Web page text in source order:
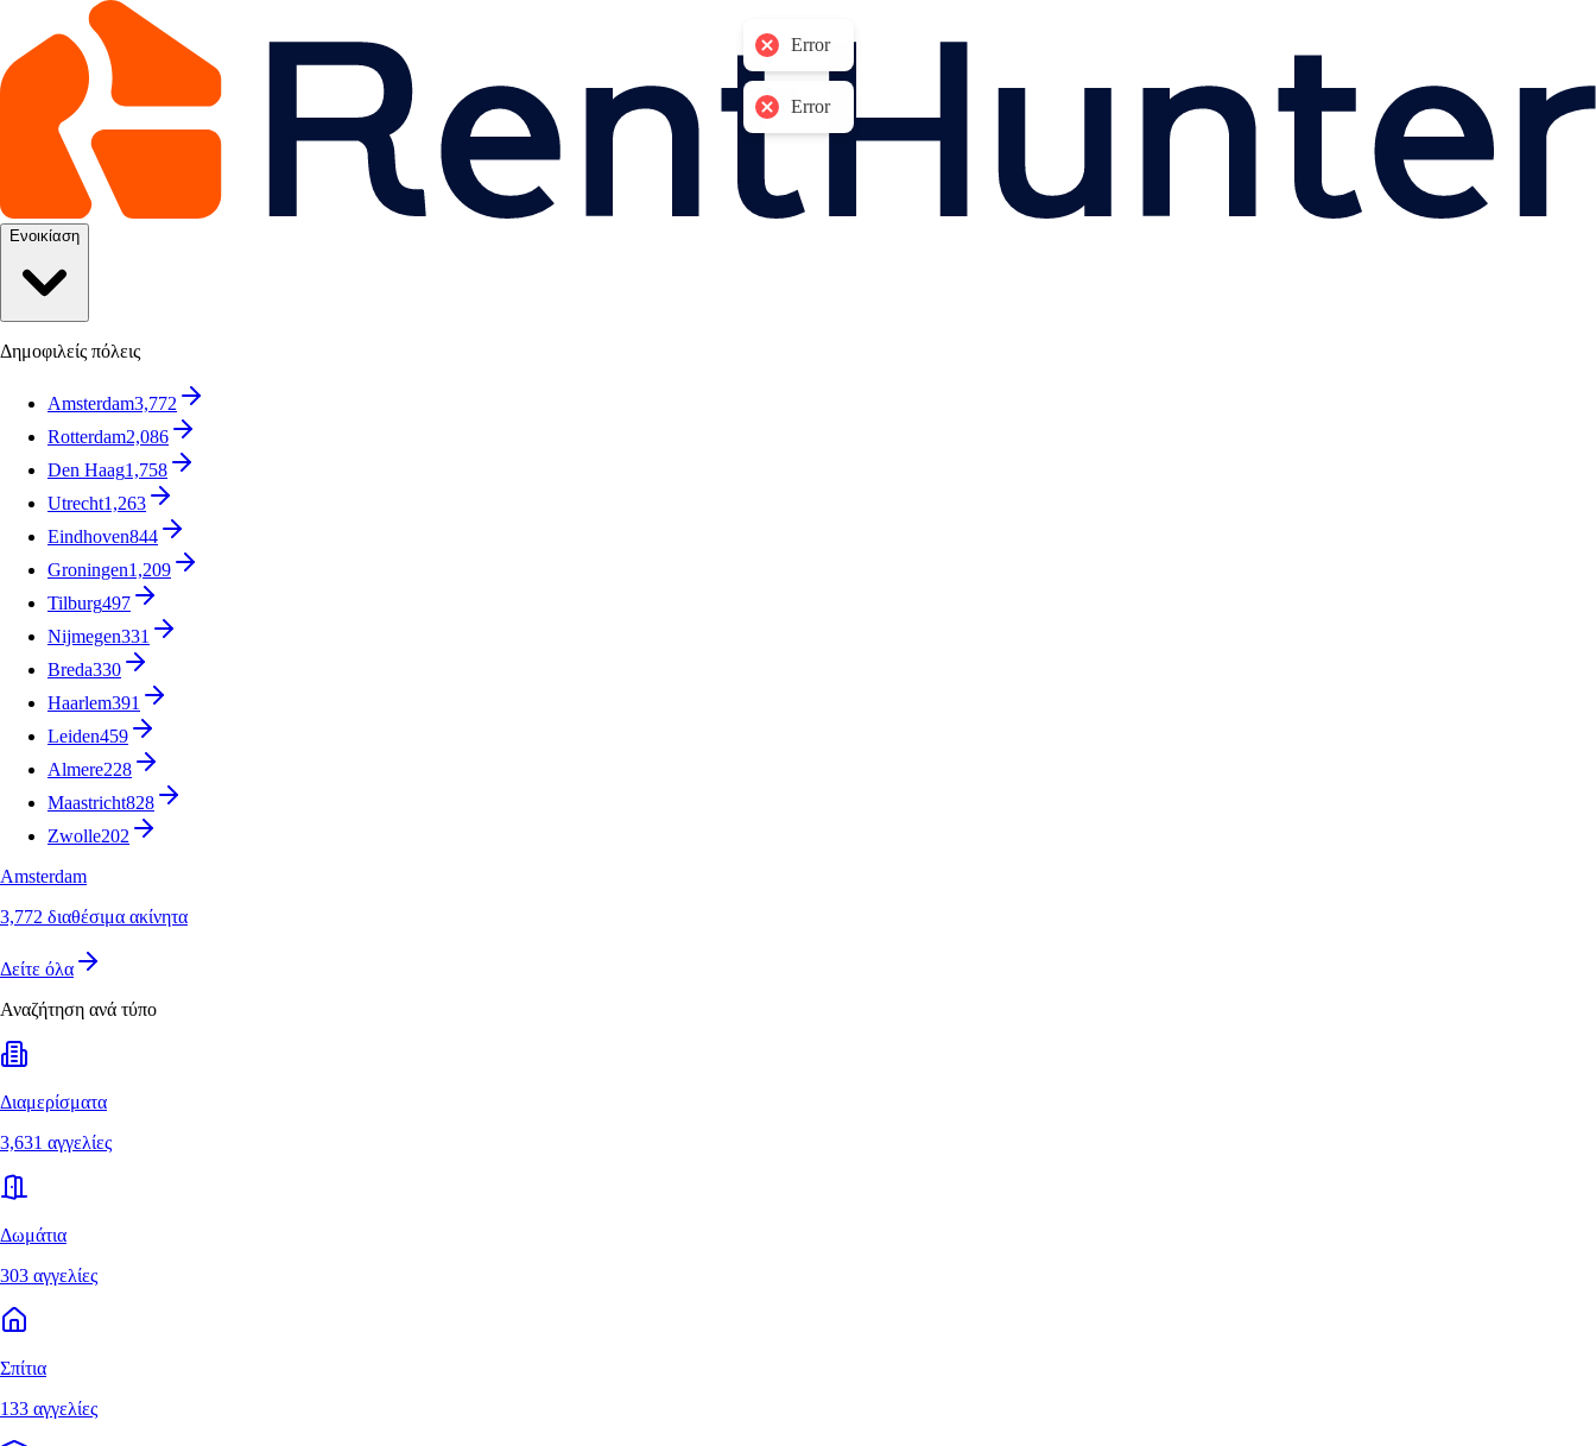
Ενοικίαση
Δημοφιλείς πόλεις
Amsterdam3,772
Rotterdam2,086
Den Haag1,758
Utrecht1,263
Eindhoven844
Groningen1,209
Tilburg497
Nijmegen331
Breda330
Haarlem391
Leiden459
Almere228
Maastricht828
Zwolle202
Amsterdam
3,772 διαθέσιμα ακίνητα
Δείτε όλα
Αναζήτηση ανά τύπο
Διαμερίσματα
3,631 αγγελίες
Δωμάτια
303 αγγελίες
Σπίτια
133 αγγελίες
Error